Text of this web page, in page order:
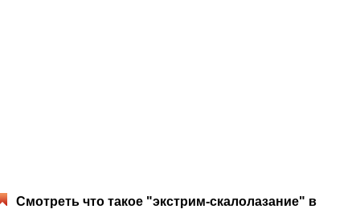
Смотреть что такое "экстрим-скалолазание" в